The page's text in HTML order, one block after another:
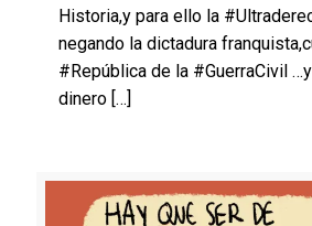
Historia,y para ello la
negando la dictadura
#República de la #GuerraCivil
dinero […]